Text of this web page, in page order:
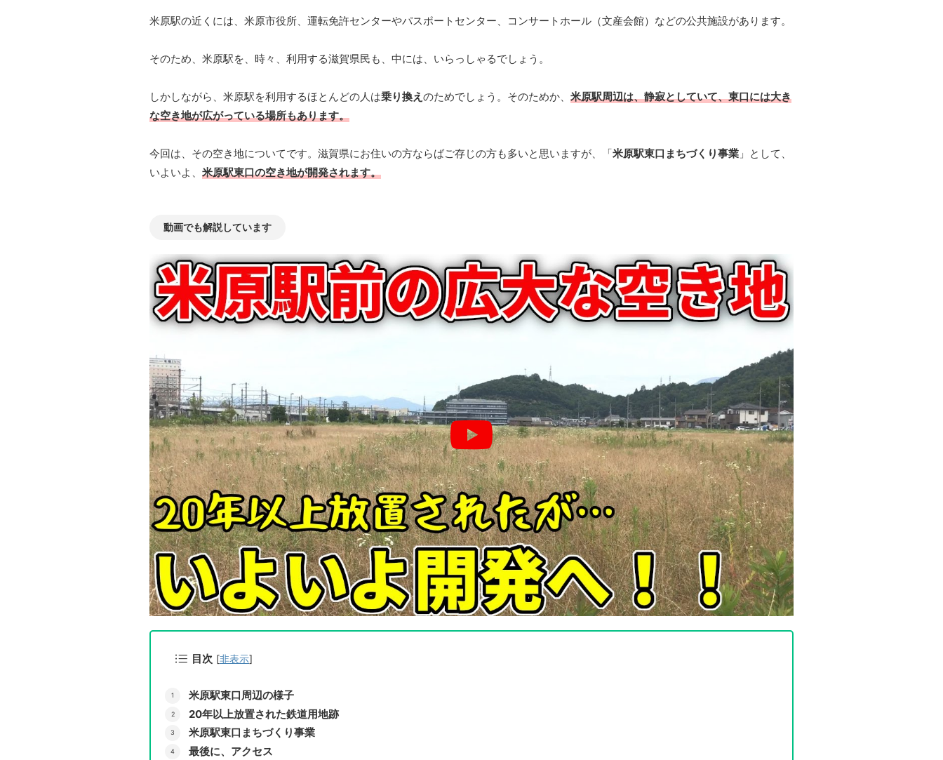
米原駅の近くには、米原市役所、運転免許センターやパスポートセンター、コンサートホール（文産会館）などの公共施設があります。
そのため、米原駅を、時々、利用する滋賀県民も、中には、いらっしゃるでしょう。
しかしながら、米原駅を利用するほとんどの人は乗り換え のためでしょう。そのためか、 米原駅周辺は、静寂としていて、東口には大き
な空き地が広がっている場所もあります。
今回は、その空き地についてです。滋賀県にお住いの方ならばご存じの方も多いと思いますが、「米原駅東口まちづくり事業 」として、
いよいよ、 米原駅東口の空き地が開発されます。
動画でも解説しています
目次 [非表示]
米原駅東口周辺の様子
20年以上放置された鉄道用地跡
米原駅東口まちづくり事業
最後に、アクセス